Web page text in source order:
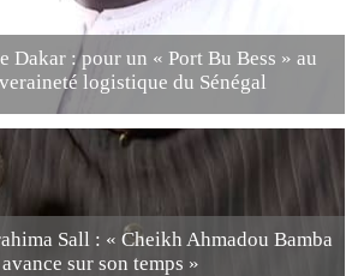
Dakar : pour un « Port Bu Bess » au
logistique du Sénégal
Sall : « Cheikh Ahmadou Bamba
sur son temps »